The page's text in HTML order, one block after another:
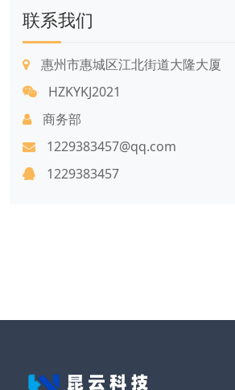
联系我们
惠州市惠城区江北街道大隆大厦
HZKYKJ2021
商务部
1229383457@qq.com
1229383457